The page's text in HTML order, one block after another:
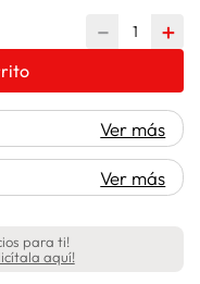
＋
－
Ver más
Ver más
para ti!
aquí!